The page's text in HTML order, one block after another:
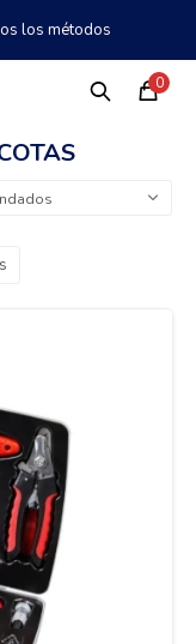
los métodos
0
MI CUENTA
097 997 042